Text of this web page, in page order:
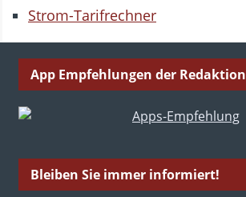
Strom-Tarifrechner
App Empfehlungen der Redaktion
Bleiben Sie immer informiert!